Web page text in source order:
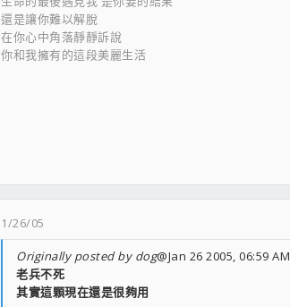
還是讓你難以解脫
在你心中角落靜靜訴說
你和我擁有的這段美麗生活
1/26/05
Originally posted by dog@Jan 26 2005, 06:59 AM
老兵不死
其實這顆現在還是很夠用